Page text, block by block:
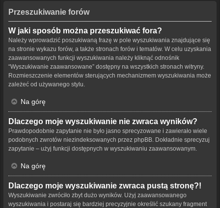
Przeszukiwanie forów
W jaki sposób można przeszukiwać fora?
Należy wprowadzić poszukiwaną frazę w pole wyszukiwania znajdujące się
na stronie wykazu forów, a także stronach forów i tematów. W celu uzyskania
zaawansowanych funkcji wyszukiwania należy kliknąć odnośnik
“Wyszukiwanie zaawansowane” dostępny na wszystkich stronach witryny.
Rozmieszczenie elementów sterujących mechanizmem wyszukiwania może
zależeć od używanego stylu.
Na górę
Dlaczego moje wyszukiwanie nie zwraca wyników?
Prawdopodobnie zapytanie nie było jasno sprecyzowane i zawierało wiele
podobnych zwrotów niezindeksowanych przez phpBB. Dokładnie sprecyzuj
zapytanie – użyj funkcji dostępnych w wyszukiwaniu zaawansowanym.
Na górę
Dlaczego moje wyszukiwanie zwraca pustą stronę?!
Wyszukiwanie zwróciło zbyt dużo wyników. Użyj zaawansowanego
wyszukiwania i postaraj się bardziej precyzyjnie określić szukany fragment